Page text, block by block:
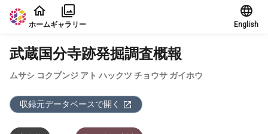
本文に飛ぶ
ホームギャラリー English
武蔵国分寺跡発掘調査概報
ムサシ コクブンジ アト ハックツ チョウサ ガイホウ
収録元データベースで開く